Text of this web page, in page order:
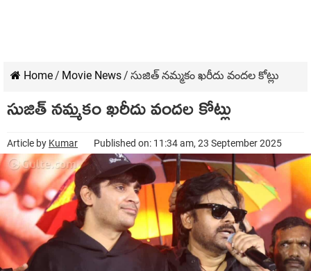
Home/ Movie News/ సుజిత్ నమ్మకం ఖరీదు వందల కోట్లు
సుజిత్ నమ్మకం ఖరీదు వందల కోట్లు
Article by Kumar Published on: 11:34 am, 23 September 2025